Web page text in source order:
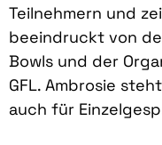
Teilnehmern und
beeindruckt von
Bowls und der
GFL. Ambrosie
auch für